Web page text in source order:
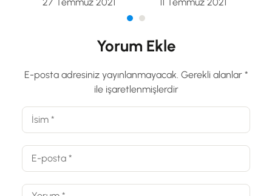
Yorum Ekle
E-posta adresiniz yayınlanmayacak. Gerekli alanlar *
ile işaretlenmişlerdir